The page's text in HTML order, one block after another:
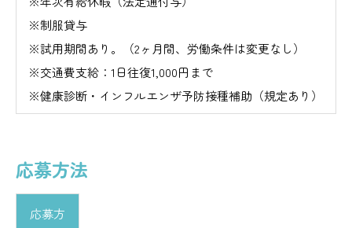
※制服貸与
※試用期間あり。（2ヶ月間、労働条件は変更なし）
※交通費支給：1日往復1,000円まで
※健康診断・インフルエンザ予防接種補助（規定あり）
応募方法
応募方